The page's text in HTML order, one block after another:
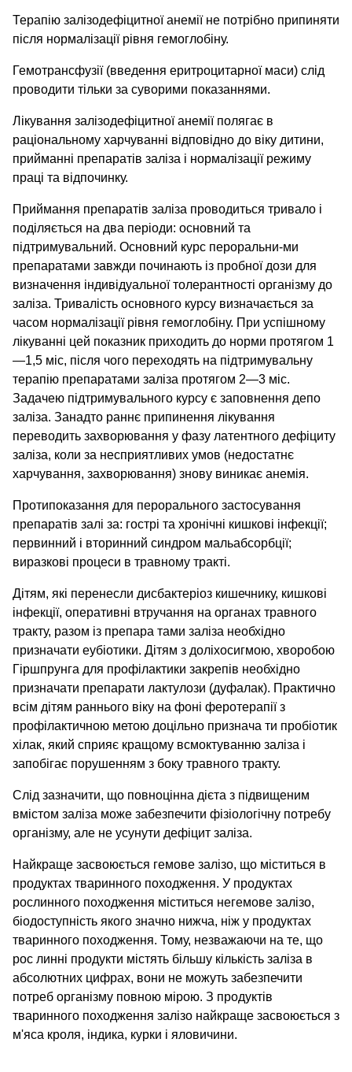
Терапію залізодефіцитної анемії не потрібно припиняти
після нормалізації рівня гемоглобіну.
Гемотрансфузії (введення еритроцитарної маси) слід
проводити тільки за суворими показаннями.
Лікування залізодефіцитної анемії полягає в
раціональному харчуванні відповідно до віку дитини,
прийманні препаратів заліза і нормалізації режиму
праці та відпочинку.
Приймання препаратів заліза проводиться тривало і
поділяється на два періоди: основний та
підтримувальний. Основний курс пероральни-ми
препаратами завжди починають із пробної дози для
визначення індивідуальної толерантності організму до
заліза. Тривалість основного курсу визначається за
часом нормалізації рівня гемоглобіну. При успішному
лікуванні цей показник приходить до норми протягом 1
—1,5 міс, після чого переходять на підтримувальну
терапію препаратами заліза протягом 2—3 міс.
Задачею підтримувального курсу є заповнення депо
заліза. Занадто раннє припинення лікування
переводить захворювання у фазу латентного дефіциту
заліза, коли за несприятливих умов (недостатнє
харчування, захворювання) знову виникає анемія.
Протипоказання для перорального застосування
препаратів залі за: гострі та хронічні кишкові інфекції;
первинний і вторинний синдром мальабсорбції;
виразкові процеси в травному тракті.
Дітям, які перенесли дисбактеріоз кишечнику, кишкові
інфекції, оперативні втручання на органах травного
тракту, разом із препара тами заліза необхідно
призначати еубіотики. Дітям з доліхосигмою, хворобою
Гіршпрунга для профілактики закрепів необхідно
призначати препарати лактулози (дуфалак). Практично
всім дітям раннього віку на фоні феротерапії з
профілактичною метою доцільно признача ти пробіотик
хілак, який сприяє кращому всмоктуванню заліза і
запобігає порушенням з боку травного тракту.
Слід зазначити, що повноцінна дієта з підвищеним
вмістом заліза може забезпечити фізіологічну потребу
організму, але не усунути дефіцит заліза.
Найкраще засвоюється гемове залізо, що міститься в
продуктах тваринного походження. У продуктах
рослинного походження міститься негемове залізо,
біодоступність якого значно нижча, ніж у продуктах
тваринного походження. Тому, незважаючи на те, що
рос линні продукти містять більшу кількість заліза в
абсолютних цифрах, вони не можуть забезпечити
потреб організму повною мірою. З продуктів
тваринного походження залізо найкраще засвоюється з
м'яса кроля, індика, курки і яловичини.